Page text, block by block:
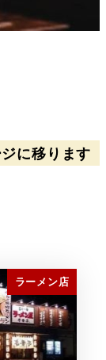
に移ります
ラーメン店